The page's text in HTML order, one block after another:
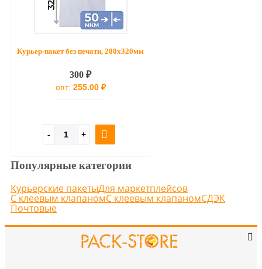
Курьер-пакет без печати, 200х320мм
300 ₽
опт: 255.00 ₽
Популярные категории
Курьерские пакетыДля маркетплейсов
С клеевым клапаномС клеевым клапаномСДЭК
Почтовые